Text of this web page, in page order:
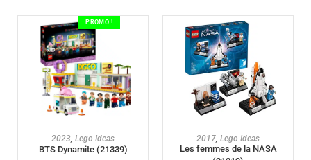
PROMO !
2023 Lego Ideas
BTS Dynamite (21339)
2017 Lego Ideas
Les femmes de la NASA